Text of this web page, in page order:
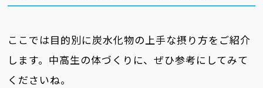
ここでは目的別に炭水化物の上手な摂り方をご紹介
します。中高生の体づくりに、ぜひ参考にしてみて
くださいね。